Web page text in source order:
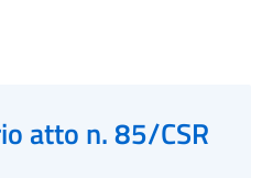
atto n. 85/CSR